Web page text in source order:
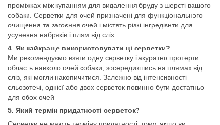
проміжках між купанням для видалення бруду з шерсті вашого
собаки. Серветки для очей призначені для функціонального
очищення та загоєння очей і містять різні інгредієнти для
усунення набряків і плям від сліз.
4. Як найкраще використовувати ці серветки?
Ми рекомендуємо взяти одну серветку і акуратно протерти
область навколо очей собаки, зосередившись на плямах від
сліз, які могли накопичитися. Залежно від інтенсивності
сльозотечі, однієї або двох серветок повинно бути достатньо
для обох очей.
5. Який термін придатності серветок?
Серветки не мають терміну придатності, тому, якщо ви